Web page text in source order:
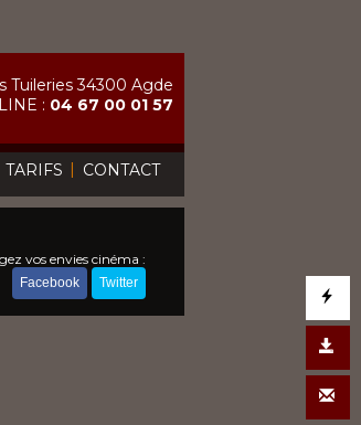
TARIFS | CONTACT
Tuileries 34300 Agde
: 04 67 00 01 57
vos envies cinéma :
Facebook Twitter